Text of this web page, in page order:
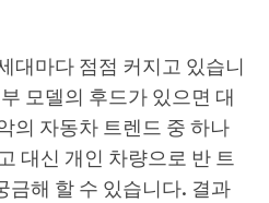
대마다 점점 커지고 있습니
모델의 후드가 있으면 대
의 자동차 트렌드 중 하나
대신 개인 차량으로 반 트
금해 할 수 있습니다. 결과